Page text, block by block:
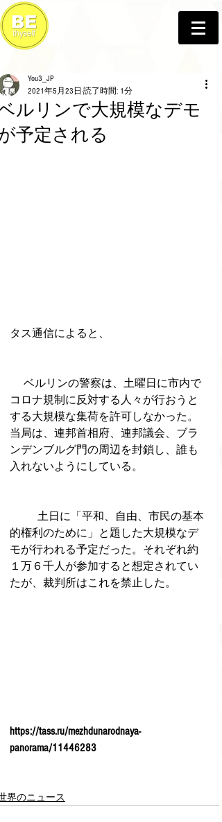
ルリンで大規模なデモ
予定される
You3_JP
2021年5月23日 読了時間: 1分
タス通信によると、
ベルリンの警察は、土曜日に市内で
コロナ規制に反対する人々が行おうと
する大規模な集荷を許可しなかった。
当局は、連邦首相府、連邦議会、ブラ
ンデンブルグ門の周辺を封鎖し、誰も
入れないようにしている。
的権利のために」と題した大規模なデ
モが行われる予定だった。それぞれ約
１万６千人が参加すると想定されてい
たが、裁判所はこれを禁止した。
https://tass.ru/mezhdunarodnaya-
panorama/11446283
界のニュース